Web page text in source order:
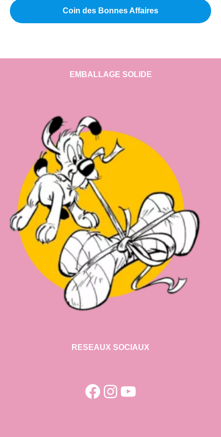
Coin des Bonnes Affaires
EMBALLAGE SOLIDE
RESEAUX SOCIAUX
Facebook
Instagram
YouTube